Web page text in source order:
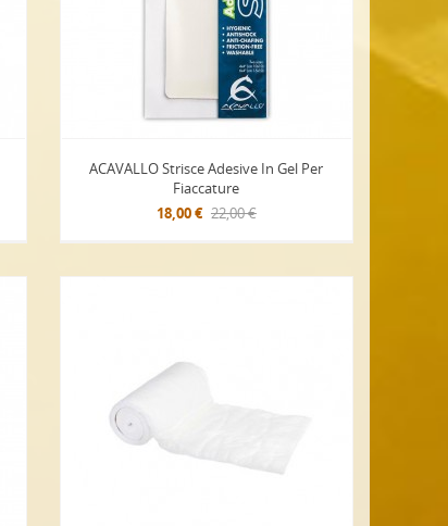
ACAVALLO Strisce Adesive In Gel Per
Fiaccature
18,00 € 22,00 €